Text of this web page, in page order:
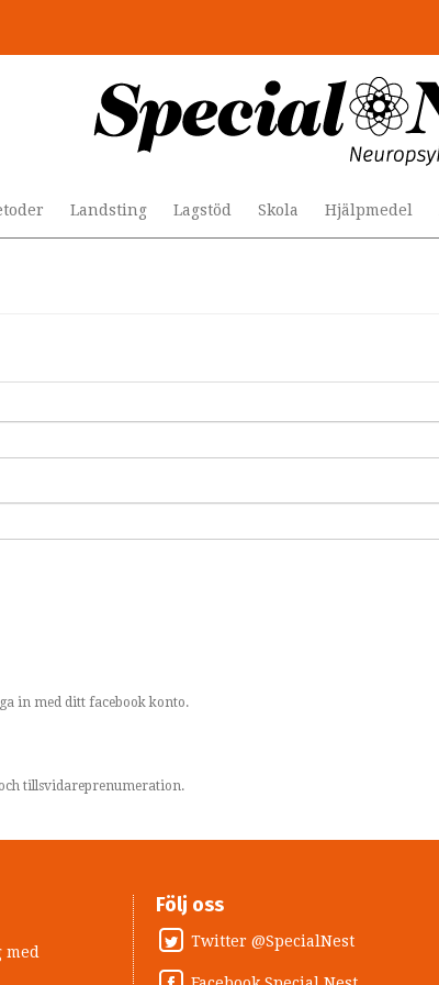
Landsting Lagstöd Skola Hjälpmedel
in med ditt facebook konto.
tillsvidareprenumeration.
Följ oss
Twitter @SpecialNest